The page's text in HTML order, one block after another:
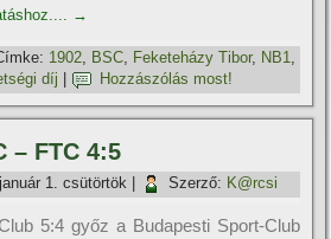
→
1902, BSC, Feketeházy Tibor, NB1,
dí­j Hozzászólás most!
– FTC 4:5
1. csütörtök Szerző: K@rcsi
5:4 győz a Budapesti Sport-Club